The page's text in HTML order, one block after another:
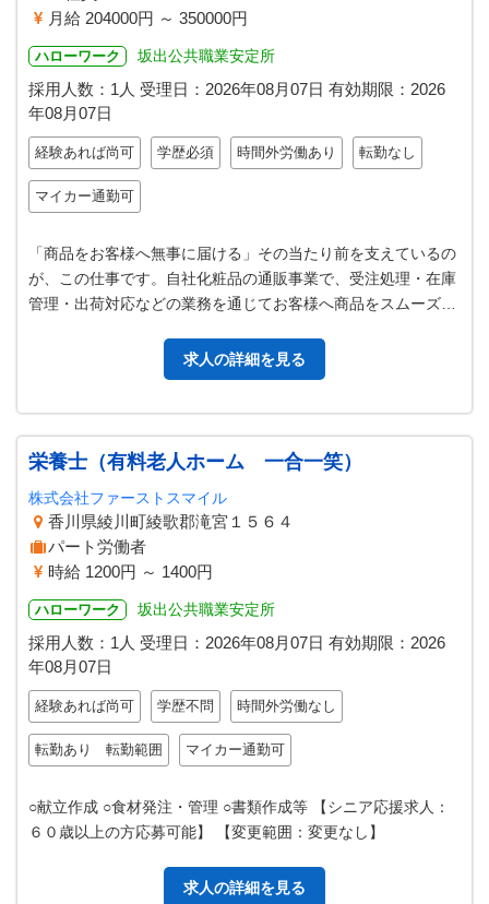
月給 204000円 ～ 350000円
ハローワーク 坂出公共職業安定所
採用人数：1人 受理日： 2026年08月07日 有効期限： 2026
年08月07日
経験あれば尚可 学歴必須 時間外労働あり 転勤なし
マイカー通勤可
「商品をお客様へ無事に届ける」その当たり前を支えているの
が、この仕事です。自社化粧品の通販事業で、受注処理・在庫
管理・出荷対応などの業務を通じてお客様へ商品をスムーズに
求人の詳細を見る
栄養士（有料老人ホーム 一合一笑）
株式会社ファーストスマイル
香川県綾川町綾歌郡滝宮１５６４
パート労働者
時給 1200円 ～ 1400円
ハローワーク 坂出公共職業安定所
採用人数：1人 受理日： 2026年08月07日 有効期限： 2026
年08月07日
経験あれば尚可 学歴不問 時間外労働なし
転勤あり 転勤範囲 マイカー通勤可
○献立作成 ○食材発注・管理 ○書類作成等 【シニア応援求人：
６０歳以上の方応募可能】 【変更範囲：変更なし】
求人の詳細を見る